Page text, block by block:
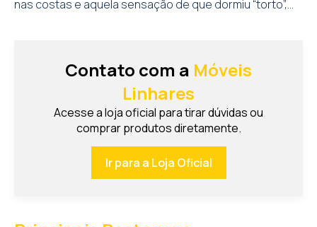
Linhares
Acesse a loja oficial para tirar dúvidas ou
comprar produtos diretamente.
Ir para a Loja Oficial